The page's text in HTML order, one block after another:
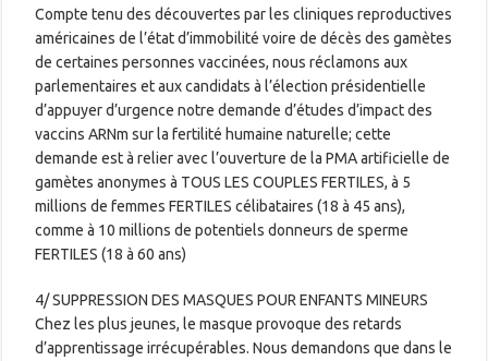
Compte tenu des découvertes par les cliniques reproductives
américaines de l’état d’immobilité voire de décès des gamètes
de certaines personnes vaccinées, nous réclamons aux
parlementaires et aux candidats à l’élection présidentielle
d’appuyer d’urgence notre demande d’études d’impact des
vaccins ARNm sur la fertilité humaine naturelle; cette
demande est à relier avec l’ouverture de la PMA artificielle de
gamètes anonymes à TOUS LES COUPLES FERTILES, à 5
millions de femmes FERTILES célibataires (18 à 45 ans),
comme à 10 millions de potentiels donneurs de sperme
FERTILES (18 à 60 ans)
4/ SUPPRESSION DES MASQUES POUR ENFANTS MINEURS
Chez les plus jeunes, le masque provoque des retards
d’apprentissage irrécupérables. Nous demandons que dans le